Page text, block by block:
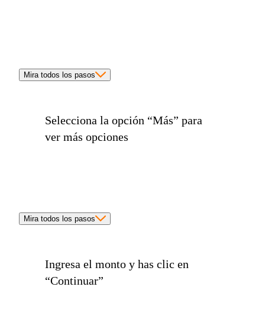
Mira todos los pasos
Selecciona la opción “Más” para
ver más opciones
Mira todos los pasos
Ingresa el monto y has clic en
“Continuar”